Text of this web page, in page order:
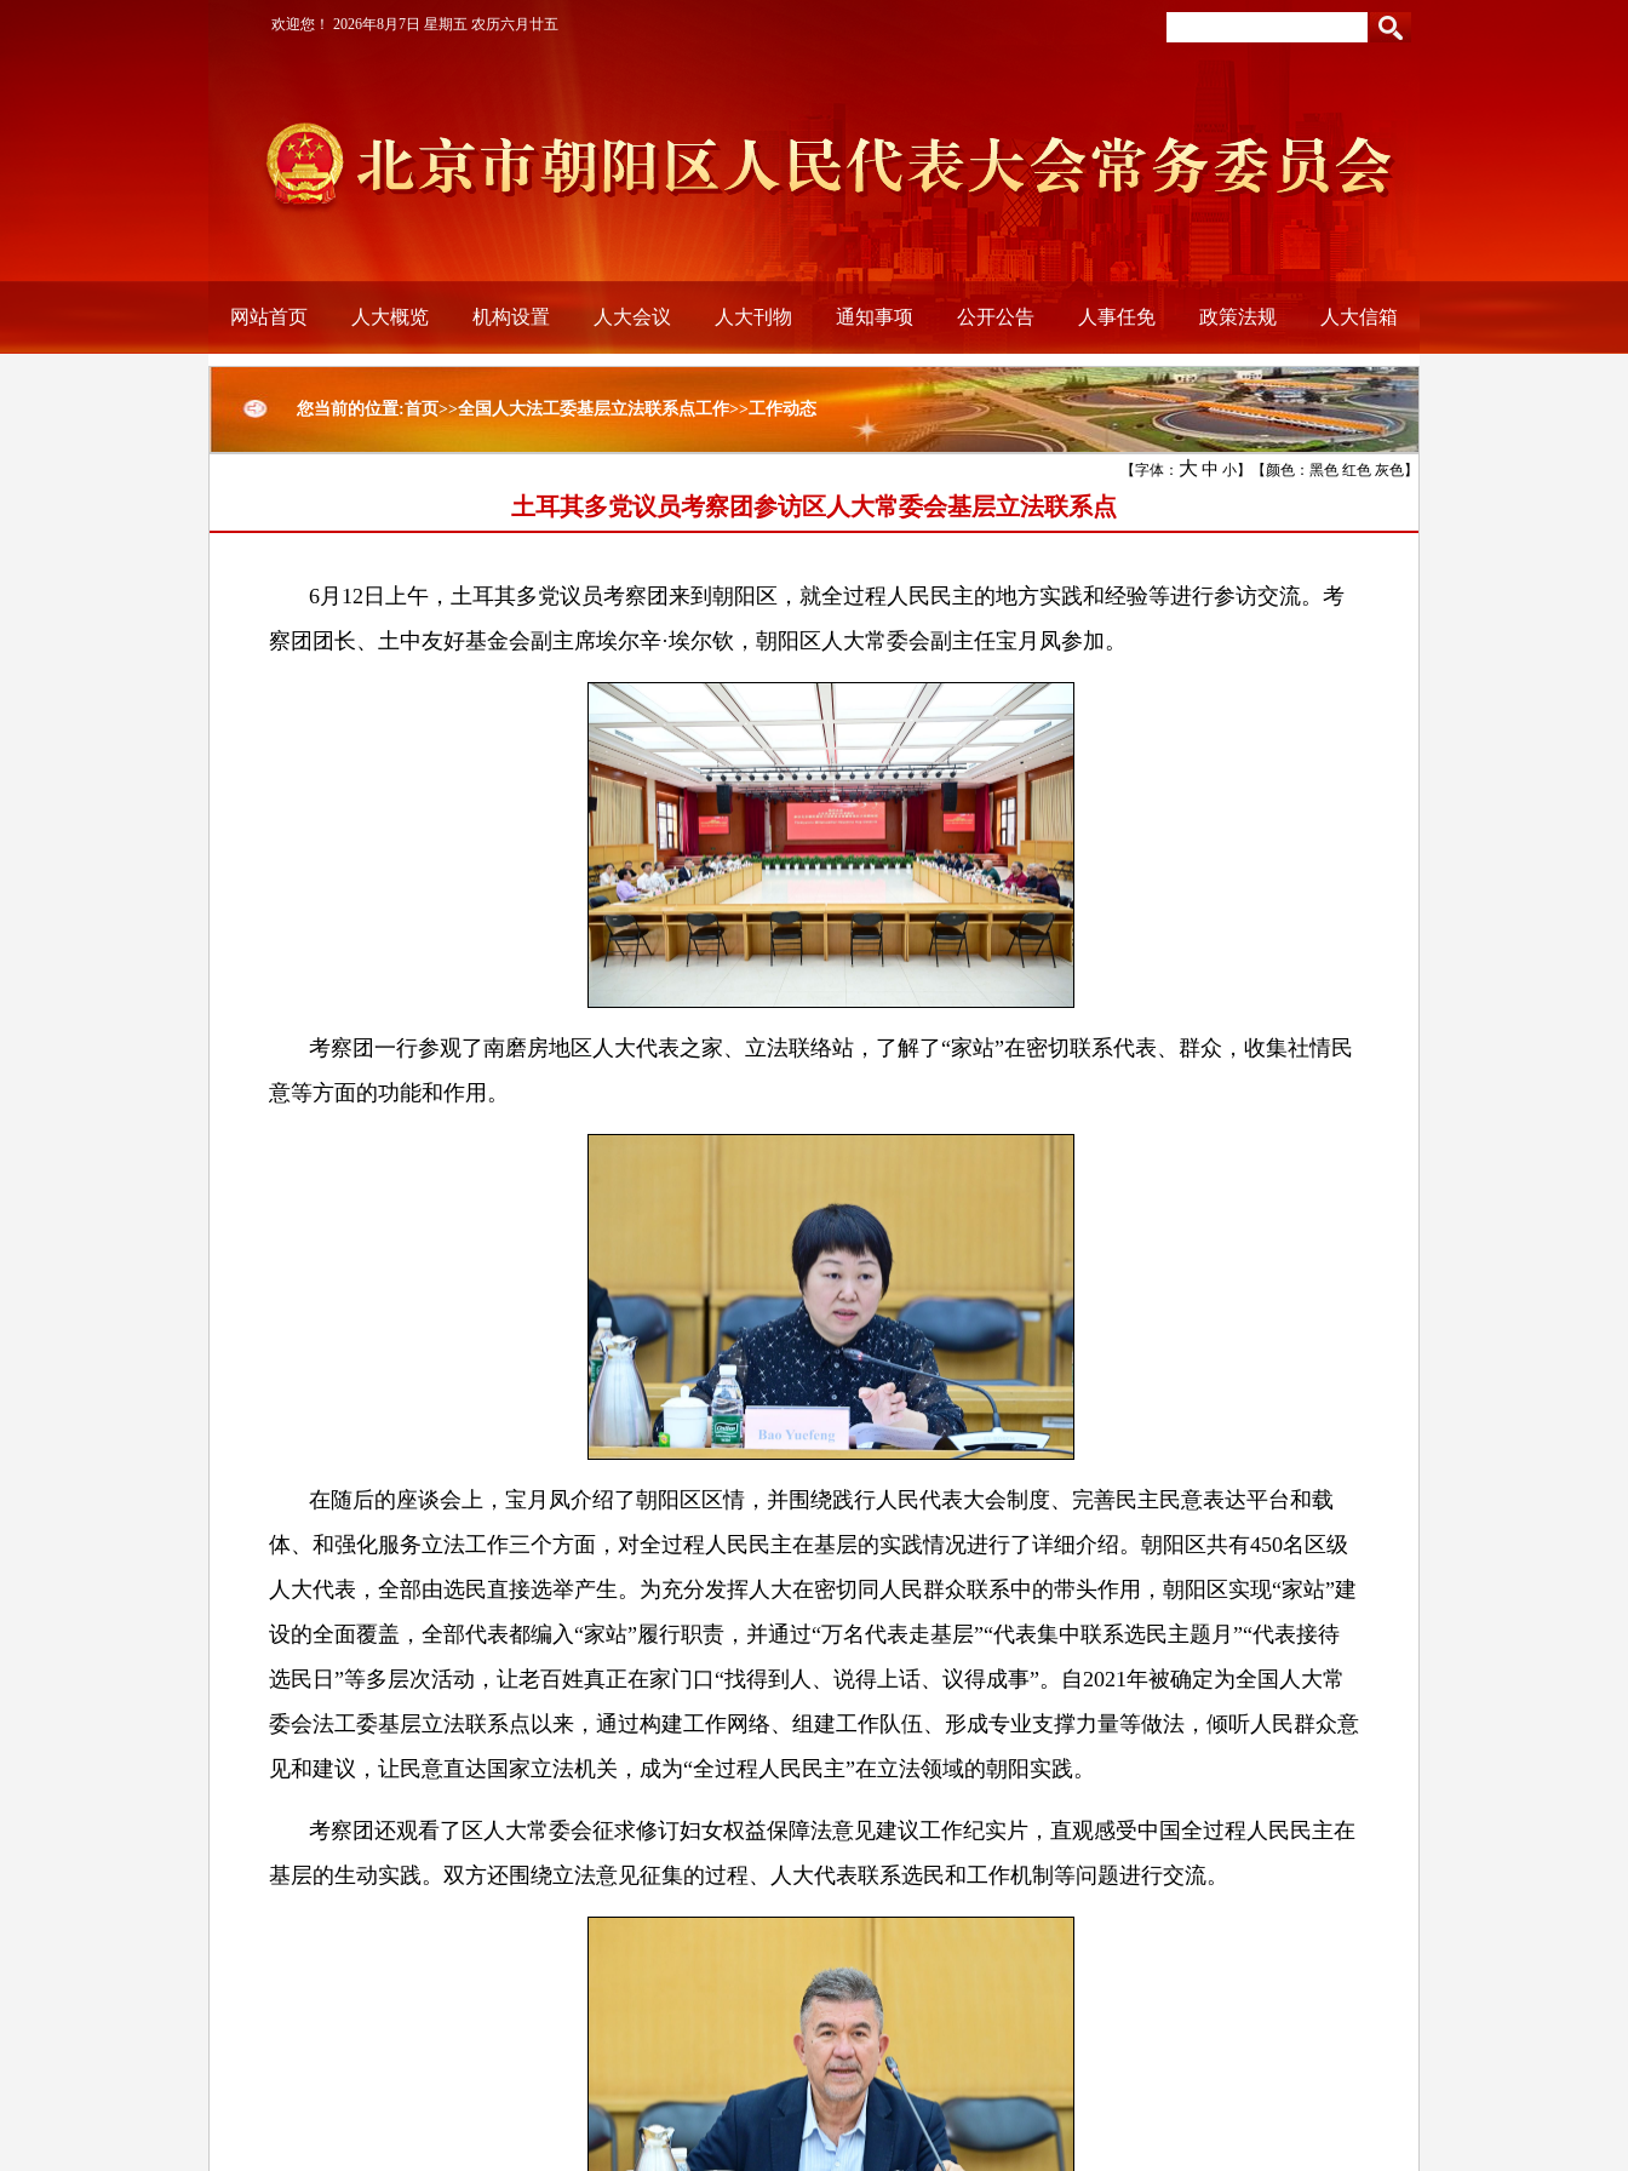
欢迎您！ 2026年8月7日 星期五 农历六月廿五
网站首页 人大概览 机构设置 人大会议 人大刊物 通知事项 公开公告 人事任免 政策法规 人大信箱
您当前的位置:首页>>全国人大法工委基层立法联系点工作>>工作动态
【字体： 大 中 小】【颜色： 黑色 红色 灰色】
土耳其多党议员考察团参访区人大常委会基层立法联系点
6月12日上午，土耳其多党议员考察团来到朝阳区，就全过程人民民主的地方实践和经验等进行参访交流。考
察团团长、土中友好基金会副主席埃尔辛·埃尔钦，朝阳区人大常委会副主任宝月凤参加。
考察团一行参观了南磨房地区人大代表之家、立法联络站，了解了“家站”在密切联系代表、群众，收集社情民
意等方面的功能和作用。
在随后的座谈会上，宝月凤介绍了朝阳区区情，并围绕践行人民代表大会制度、完善民主民意表达平台和载
体、和强化服务立法工作三个方面，对全过程人民民主在基层的实践情况进行了详细介绍。朝阳区共有450名区级
人大代表，全部由选民直接选举产生。为充分发挥人大在密切同人民群众联系中的带头作用，朝阳区实现“家站”建
设的全面覆盖，全部代表都编入“家站”履行职责，并通过“万名代表走基层”“代表集中联系选民主题月”“代表接待
选民日”等多层次活动，让老百姓真正在家门口“找得到人、说得上话、议得成事”。自2021年被确定为全国人大常
委会法工委基层立法联系点以来，通过构建工作网络、组建工作队伍、形成专业支撑力量等做法，倾听人民群众意
见和建议，让民意直达国家立法机关，成为“全过程人民民主”在立法领域的朝阳实践。
考察团还观看了区人大常委会征求修订妇女权益保障法意见建议工作纪实片，直观感受中国全过程人民民主在
基层的生动实践。双方还围绕立法意见征集的过程、人大代表联系选民和工作机制等问题进行交流。